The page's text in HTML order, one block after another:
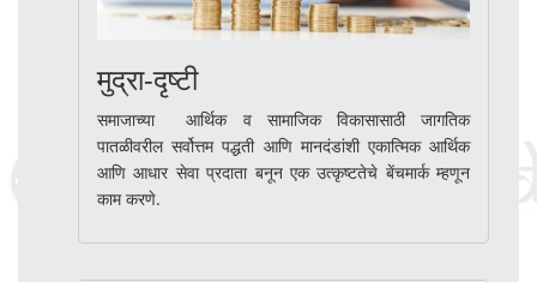
मुद्रा-दृष्टी
समाजाच्या आर्थिक व सामाजिक विकासासाठी जागतिक
पातळीवरील सर्वोत्तम पद्धती आणि मानदंडांशी एकात्मिक आर्थिक
आणि आधार सेवा प्रदाता बनून एक उत्कृष्टतेचे बेंचमार्क म्हणून
काम करणे.